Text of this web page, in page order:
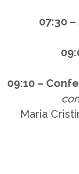
07:30
09:10 –
Maria